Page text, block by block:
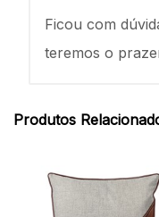
Ficou com
teremos o
Produtos